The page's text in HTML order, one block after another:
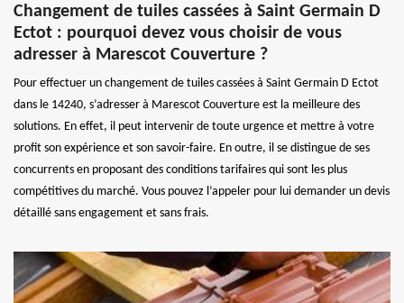
Changement de tuiles cassées à Saint Germain D
Ectot : pourquoi devez vous choisir de vous
adresser à Marescot Couverture ?
Pour effectuer un changement de tuiles cassées à Saint Germain D Ectot
dans le 14240, s’adresser à Marescot Couverture est la meilleure des
solutions. En effet, il peut intervenir de toute urgence et mettre à votre
profit son expérience et son savoir-faire. En outre, il se distingue de ses
concurrents en proposant des conditions tarifaires qui sont les plus
compétitives du marché. Vous pouvez l’appeler pour lui demander un devis
détaillé sans engagement et sans frais.